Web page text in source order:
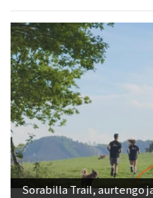
Sorabilla Trail, aurtengo